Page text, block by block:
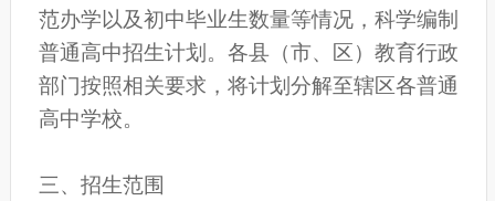
范办学以及初中毕业生数量等情况，科学编制
普通高中招生计划。各县（市、区）教育行政
部门按照相关要求，将计划分解至辖区各普通
高中学校。
三、招生范围